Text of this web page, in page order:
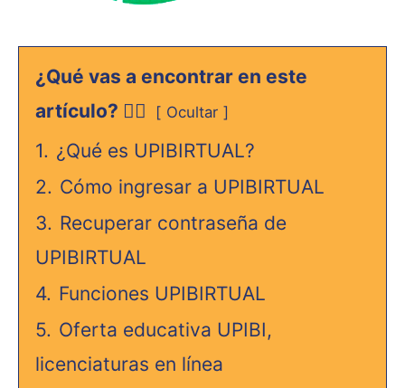
¿Qué vas a encontrar en este
artículo? 👇🏻
Ocultar
1. ¿Qué es UPIBIRTUAL?
2. Cómo ingresar a UPIBIRTUAL
3. Recuperar contraseña de
UPIBIRTUAL
4. Funciones UPIBIRTUAL
5. Oferta educativa UPIBI,
licenciaturas en línea